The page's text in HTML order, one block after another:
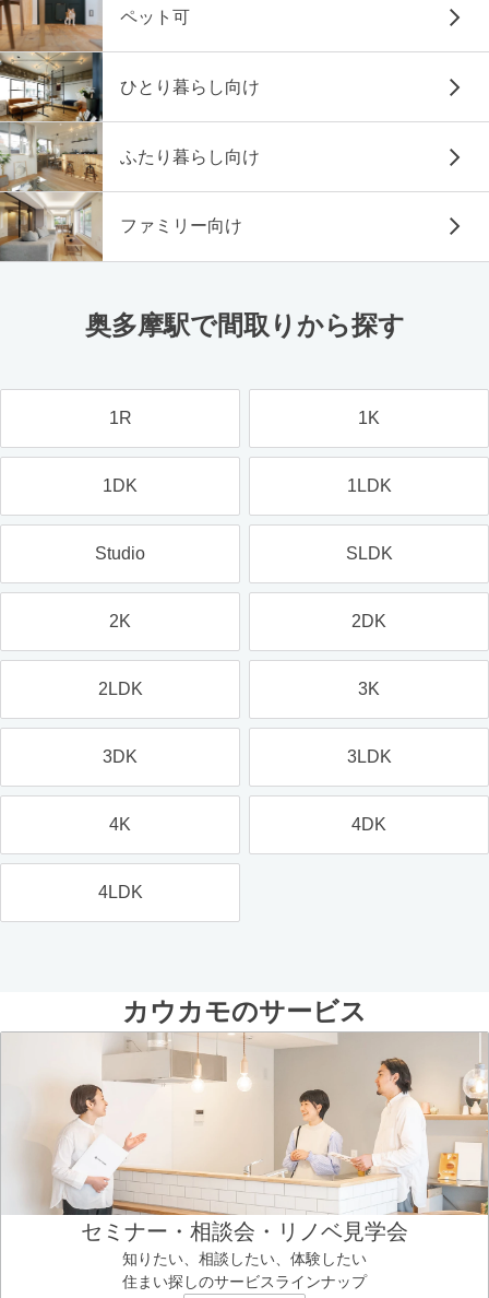
ペット可
ひとり暮らし向け
ふたり暮らし向け
ファミリー向け
奥多摩駅で間取りから探す
1R 1K
1DK 1LDK
Studio SLDK
2K 2DK
2LDK 3K
3DK 3LDK
4K 4DK
4LDK
カウカモのサービス
セミナー・相談会・リノベ見学会
知りたい、相談したい、体験したい
住まい探しのサービスラインナップ